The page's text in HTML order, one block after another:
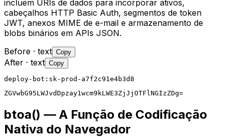
incluem URIs de dados para incorporar ativos,
cabeçalhos HTTP Basic Auth, segmentos de token
JWT, anexos MIME de e-mail e armazenamento de
blobs binários em APIs JSON.
Before · text Copy
After · text Copy
deploy-bot:sk-prod-a7f2c91e4b3d8
ZGVwbG95LWJvdDpzay1wcm9kLWE3ZjJjOTFlNGIzZDg=
btoa() — A Função de Codificação
Nativa do Navegador